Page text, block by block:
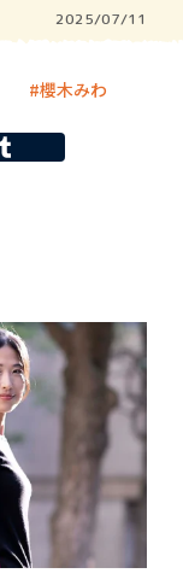
2025/07/11
櫻木みわ